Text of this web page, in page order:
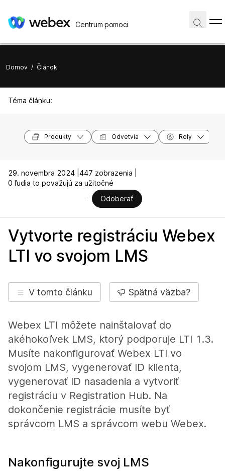
Centrum pomoci
Domov / Článok
Téma článku:
Produkty Odvetvia Roly
29. novembra 2024 | 447 zobrazenia |
0 ľudia to považujú za užitočné
Odoberať
Vytvorte registráciu Webex
LTI vo svojom LMS
V tomto článku Spätná väzba?
Webex LTI môžete nainštalovať do
akéhokoľvek LMS, ktorý podporuje LTI 1.3.
Musíte nakonfigurovať Webex LTI vo
svojom LMS, vygenerovať ID klienta,
vygenerovať ID nasadenia a vytvoriť
registráciu v Registration Hub. Na
dokončenie registrácie musíte byť
správcom LMS a správcom webu Webex.
Nakonfigurujte svoj LMS